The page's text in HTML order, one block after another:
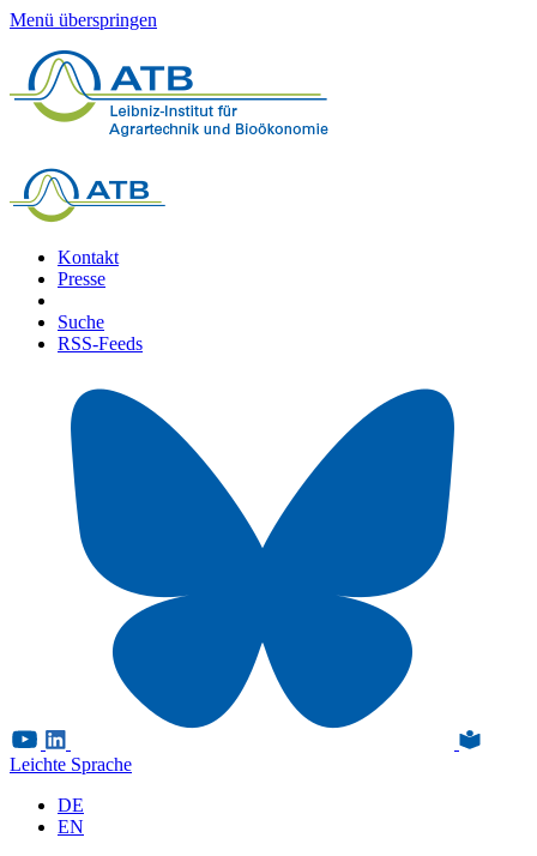
Menü überspringen
Kontakt
Presse
Suche
RSS-Feeds
Leichte Sprache
DE
EN